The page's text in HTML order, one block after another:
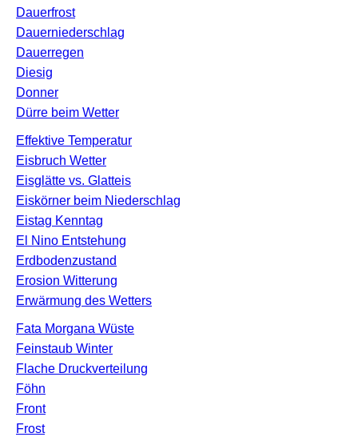
Dauerfrost
Dauerniederschlag
Dauerregen
Diesig
Donner
Dürre beim Wetter
Effektive Temperatur
Eisbruch Wetter
Eisglätte vs. Glatteis
Eiskörner beim Niederschlag
Eistag Kenntag
El Nino Entstehung
Erdbodenzustand
Erosion Witterung
Erwärmung des Wetters
Fata Morgana Wüste
Feinstaub Winter
Flache Druckverteilung
Föhn
Front
Frost